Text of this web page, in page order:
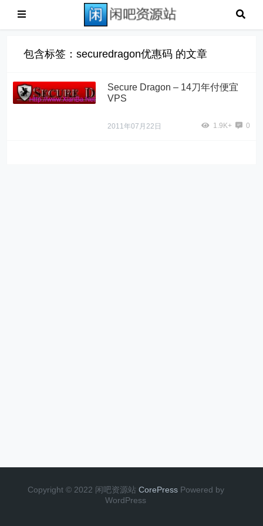
包含标签：securedragon优惠码 的文章
Secure Dragon – 14刀年付便宜
VPS
2011年07月22日 1.9K+ 0
Copyright © 2022 闲吧资源站 CorePress Powered by
WordPress